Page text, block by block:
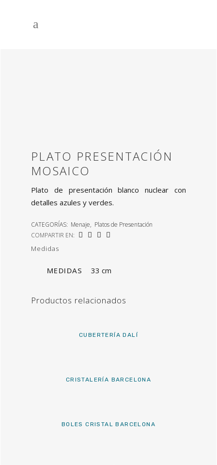
PLATO PRESENTACIÓN
MOSAICO
Plato de presentación blanco nuclear con
detalles azules y verdes.
CATEGORÍAS: Menaje, Platos de Presentación
COMPARTIR EN:
Medidas
MEDIDAS 33 cm
Productos relacionados
CUBERTERÍA DALÍ
CRISTALERÍA BARCELONA
BOLES CRISTAL BARCELONA